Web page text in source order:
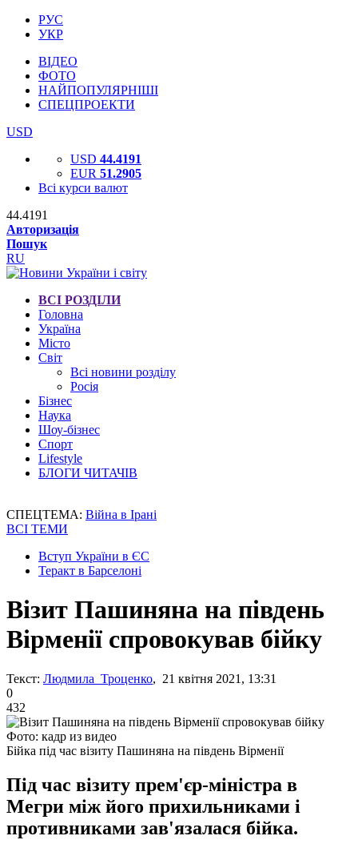
РУС
УКР
ВІДЕО
ФОТО
НАЙПОПУЛЯРНІШІ
СПЕЦПРОЕКТИ
USD
USD 44.4191
EUR 51.2905
Всі курси валют
44.4191
Авторизація
Пошук
RU
ВСІ РОЗДІЛИ
Головна
Україна
Місто
Світ
Всі новини розділу
Росія
Бізнес
Наука
Шоу-бізнес
Спорт
Lifestyle
БЛОГИ ЧИТАЧІВ
СПЕЦТЕМА: Війна в Ірані
ВСІ ТЕМИ
Вступ України в ЄС
Теракт в Барселоні
Візит Пашиняна на південь
Вірменії спровокував бійку
Текст: Людмила Троценко, 21 квітня 2021, 13:31
0
432
Фото: кадр из видео
Бійка під час візиту Пашиняна на південь Вірменії
Під час візиту прем'єр-міністра в
Мегри між його прихильниками і
противниками зав'язалася бійка.